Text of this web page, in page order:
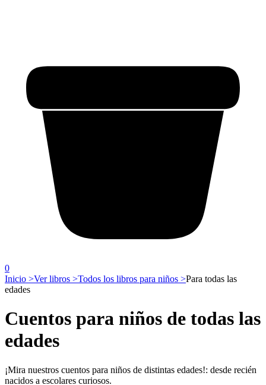
0
Inicio >Ver libros >Todos los libros para niños >Para todas las
edades
Cuentos para niños de todas las
edades
¡Mira nuestros cuentos para niños de distintas edades!: desde recién
nacidos a escolares curiosos.